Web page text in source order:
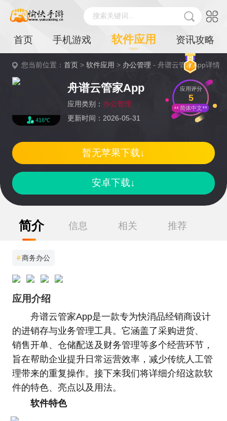
搜索关键词...
首页 手机游戏 软件应用 资讯攻略
您当前位置：首页 >软件应用 > 办公管理 - 舟谱云管家App详情
416℃
舟谱云管家App
应用类别： 办公管理
更新时间：2026-05-31
应用评分
5
简体中文
安卓下载↓
暂无苹果下载↓
简介 信息 相关 推荐
#商务办公
应用介绍
舟谱云管家App是一款专为快消品经销商设计
的进销存与业务管理工具。它涵盖了采购进货、
销售开单、仓储配送及财务管理等多个经营环节，
旨在帮助企业提升日常运营效率，减少传统人工管
理带来的重复操作。接下来我们将详细介绍这款软
件的特色、亮点以及用法。
软件特色